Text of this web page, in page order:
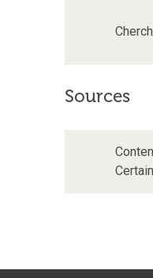
Sources